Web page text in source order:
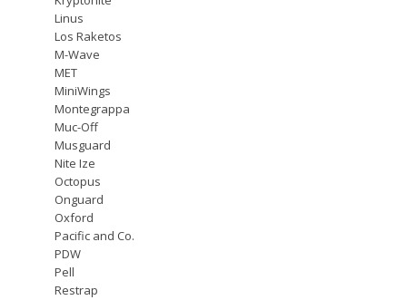
Linus
Los Raketos
M-Wave
MET
MiniWings
Montegrappa
Muc-Off
Musguard
Nite Ize
Octopus
Onguard
Oxford
Pacific and Co.
PDW
Pell
Restrap